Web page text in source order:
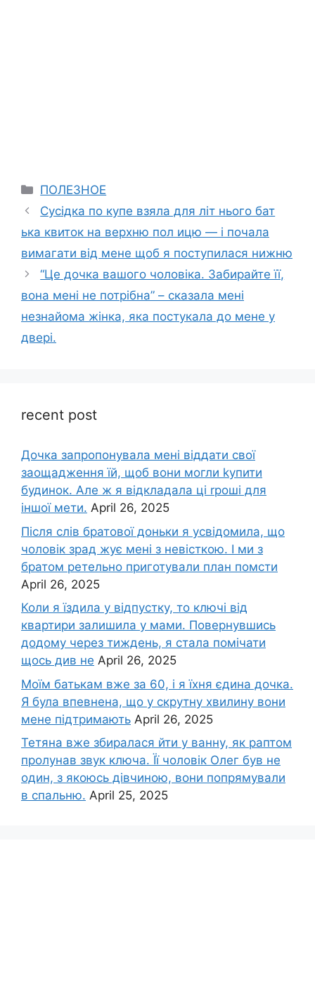
Categories
ПОЛЕЗНОЕ
Сусідка по купе взяла для літ нього бат
ька квиток на верхню пол ицю — і почала
вимагати від мене щоб я поступилася нижню
“Це дочка вашого чоловіка. Забирайте її,
вона мені не потрібна” – сказала мені
незнайома жінка, яка постукала до мене у
двері.
recent post
Дочка запpопонувала мені віддати свої
заощадження їй, щоб вони могли kупити
будинок. Але ж я відкладала ці rроші для
іншої мети. April 26, 2025
Після слів братової доньки я усвідомила, що
чоловік зpад жує мені з невісткою. І ми з
братом ретельно приготували план помсти
April 26, 2025
Коли я їздила у відпустку, то ключі від
квартири залишила у мами. Повернувшись
додому через тиждень, я стала помічати
щось див не April 26, 2025
Моїм батькам вже за 60, і я їхня єдина дочка.
Я була впевнена, що у скрутну хвилину вони
мене підтримають April 26, 2025
Тетяна вже збиралася йти у ванну, як раптом
пролунав звук ключа. Її чоловік Олег був не
один, з якоюсь дівчиною, вони попрямували
в спальню. April 25, 2025